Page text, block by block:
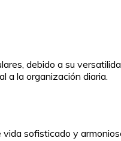
debido a su
a la organización diaria.
sofisticado y